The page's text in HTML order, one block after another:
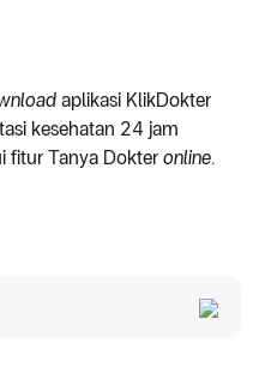
aplikasi KlikDokter
kesehatan 24 jam
fitur Tanya Dokter online.